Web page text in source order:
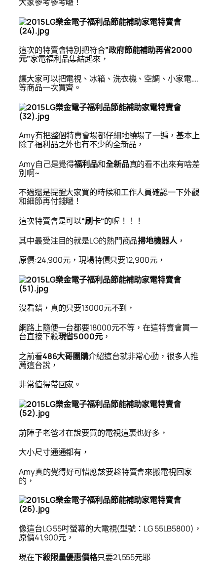
這次的特賣會特別把符合”政府節能補助再省2000
元”家電福利品集結起來，
讓大家可以把電視、冰箱、洗衣機、空調、小家電….
等商品一次買齊。
Amy有把整個特賣會場都仔細地繞場了一遍，基本上
除了福利品之外也有不少的全新品，
Amy自己是覺得福利品和全新品真的看不出來有啥差
別啊~
不過還是提醒大家買的時候和工作人員確認一下外觀
和細節再付錢囉！
這次特賣會是可以“刷卡“的喔！！！
其中最受注目的就是LG的熱門商品掃地機器人，
原價:24,900元，現場特價只要12,900元，
沒看錯，真的只要13000元不到，
網路上隨便一台都要18000元不等，在這特賣會買一
台直接下殺現省5000元，
之前看486大哥團購介紹這台就非常心動，很多人推
薦這台說，
非常值得帶回家。
前陣子老爸才在說要買的電視這裏也好多，
大小尺寸通通都有，
Amy真的覺得好可惜應該要趁特賣會來搬電視回家
的，
像這台LG 55吋螢幕的大電視(型號：LG 55LB5800)，
原價41,900元，
現在下殺限量優惠價格只要21,555元耶